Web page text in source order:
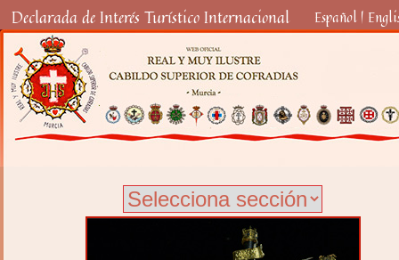
Declarada de Interés Turístico Internacional Español |